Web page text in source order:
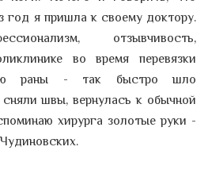
год я пришла к своему доктору.
отзывчивость,
во время перевязки
раны - так быстро шло
швы, вернулась к обычной
хирурга золотые руки -